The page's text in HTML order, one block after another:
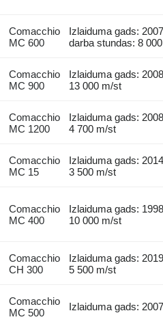
Comacchio
MC 600
Izlaiduma gads:
darba stundas: 8
Comacchio
MC 900
Izlaiduma gads:
13 000 m/st
Comacchio
MC 1200
Izlaiduma gads:
4 700 m/st
Comacchio
MC 15
Izlaiduma gads:
3 500 m/st
Comacchio
MC 400
Izlaiduma gads:
10 000 m/st
Comacchio
CH 300
Izlaiduma gads:
5 500 m/st
Comacchio
MC 500
Izlaiduma gads: 2007